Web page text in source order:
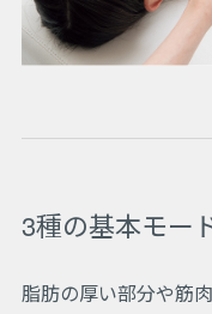
3種の基本モー
脂肪の厚い部分や筋